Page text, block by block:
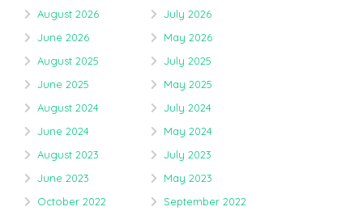
August 2026
July 2026
June 2026
May 2026
August 2025
July 2025
June 2025
May 2025
August 2024
July 2024
June 2024
May 2024
August 2023
July 2023
June 2023
May 2023
October 2022
September 2022